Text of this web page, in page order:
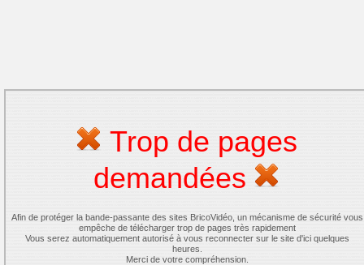
Trop de pages
demandées
Afin de protéger la bande-passante des sites BricoVidéo, un mécanisme de sécurité vous
empêche de télécharger trop de pages très rapidement
Vous serez automatiquement autorisé à vous reconnecter sur le site d'ici quelques
heures.
Merci de votre compréhension.